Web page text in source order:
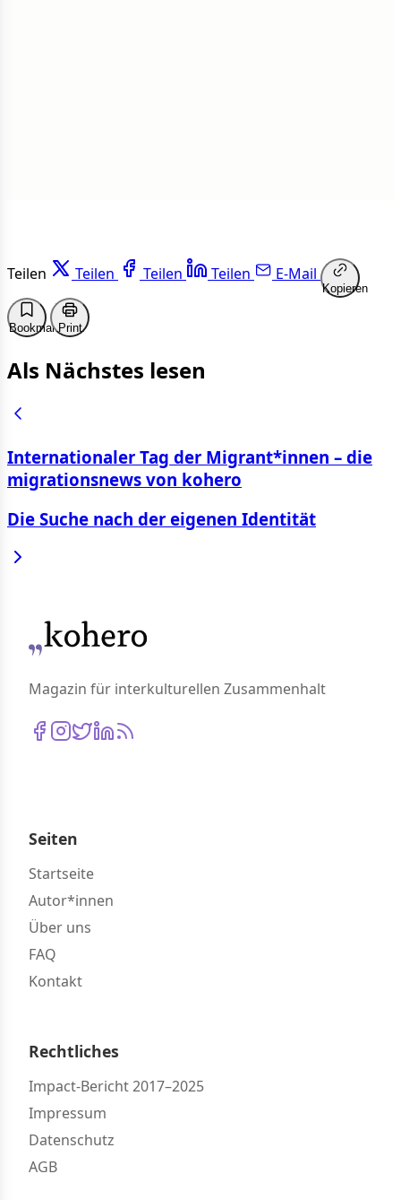
Teilen Teilen Teilen Teilen E-Mail
Kopieren
BookmarkPrint
Als Nächstes lesen
Internationaler Tag der Migrant*innen – die
migrationsnews von kohero
Die Suche nach der eigenen Identität
Magazin für interkulturellen Zusammenhalt
Seiten
Startseite
Autor*innen
Über uns
FAQ
Kontakt
Rechtliches
Impact-Bericht 2017–2025
Impressum
Datenschutz
AGB